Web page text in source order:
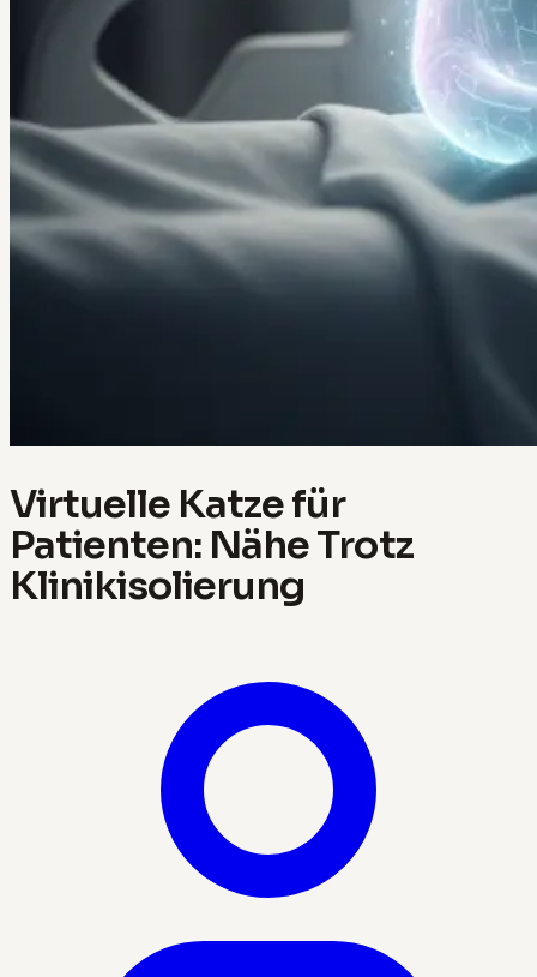
Virtuelle Katze für
Patienten: Nähe Trotz
Klinikisolierung